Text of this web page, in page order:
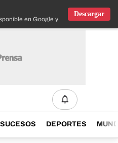
en Google y IOS
Descargar
SUCESOS DEPORTES